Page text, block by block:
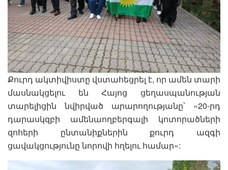
Քուրդ ակտիվիստը վստահեցրել է, որ ամեն տարի
մասնակցելու են Հայոց ցեղասպանության
տարելիցին նվիրված արարողությանը՝ «20-րդ
դարասկզբի ամենաողբերգալի կոտորածների
զոհերի ընտանիքներին քուրդ ազգի
ցավակցությունը նորովի հղելու համար»: